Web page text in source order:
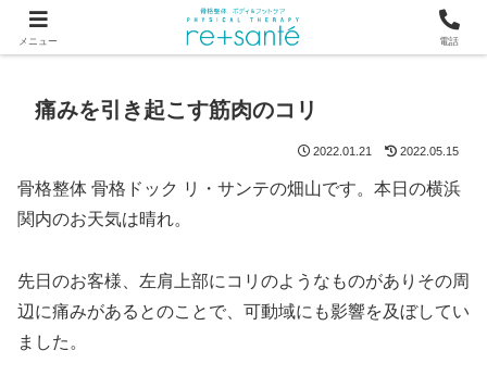
つらい首・肩こり・腰の痛みは、骨から見直す横浜市関内の整体
痛みを引き起こす筋肉のコリ
2022.01.21 2022.05.15
骨格整体 骨格ドック リ・サンテの畑山です。本日の横浜
関内のお天気は晴れ。
先日のお客様、左肩上部にコリのようなものがありその周
辺に痛みがあるとのことで、可動域にも影響を及ぼしてい
ました。
メニュー 電話